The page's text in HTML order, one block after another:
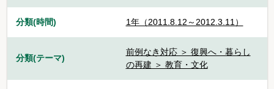
分類(時間) 1年（2011.8.12～2012.3.11）
分類(テーマ)
前例なき対応 ＞ 復興へ・暮らし
の再建 ＞ 教育・文化